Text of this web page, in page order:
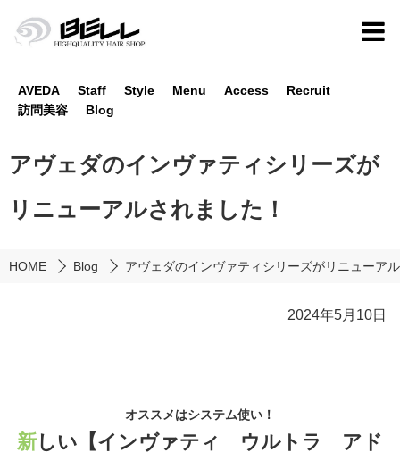
AVEDA Staff Style Menu Access
Recruit
訪問美容
Blog
アヴェダのインヴァティシリーズが
リニューアルされました！
HOME Blog アヴェダのインヴァティシリーズがリニューア
2024年5月10日
オススメはシステム使い！
新しい【インヴァティ ウルトラ アド